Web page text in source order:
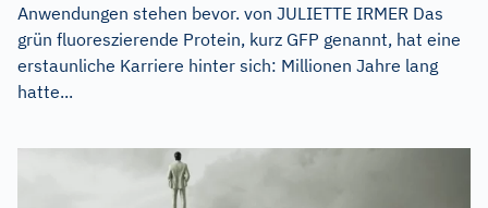
Anwendungen stehen bevor. von JULIETTE IRMER Das
grün fluoreszierende Protein, kurz GFP genannt, hat eine
erstaunliche Karriere hinter sich: Millionen Jahre lang
hatte...